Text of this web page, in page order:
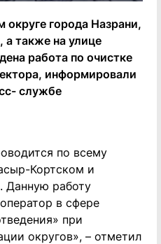
округе города Назрани,
также на улице
работа по очистке
информировали
службе
по всему
Кортском и
Данную работу
в сфере
при
округов», – отметил